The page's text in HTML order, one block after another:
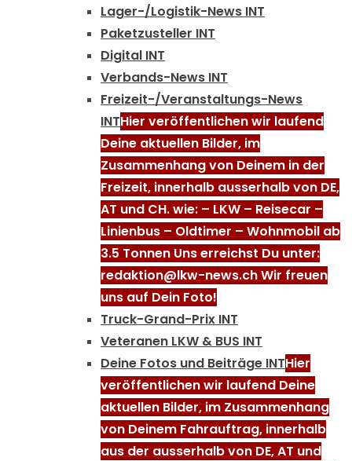
Lager-/Logistik-News INT
Paketzusteller INT
Digital INT
Verbands-News INT
Freizeit-/Veranstaltungs-News
INTHier veröffentlichen wir laufend
Deine aktuellen Bilder, im
Zusammenhang von Deinem in der
Freizeit, innerhalb ausserhalb von DE,
AT und CH. wie: – LKW – Reisecar –
Linienbus – Oldtimer – Wohnmobil ab
3.5 Tonnen Uns erreichst Du unter:
redaktion@lkw-news.ch Wir freuen
uns auf Dein Foto!
Truck-Grand-Prix INT
Veteranen LKW & BUS INT
Deine Fotos und Beiträge INTHier
veröffentlichen wir laufend Deine
aktuellen Bilder, im Zusammenhang
von Deinem Fahrauftrag, innerhalb
aus der ausserhalb von DE, AT und